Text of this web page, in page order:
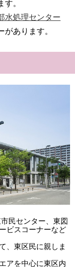
。
水処理センター
あります。
民センター、東図
ビスコーナーなど
、東区民に親しま
アを中心に東区内